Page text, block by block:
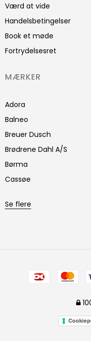
Værd at vide
Handelsbetingelser
Book et møde
Fortrydelsesret
MÆRKER
Adora
Balneo
Breuer Dusch
Brødrene Dahl A/S
Børma
Cassøe
Se flere